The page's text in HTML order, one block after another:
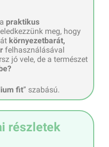
praktikus
meg, hogy
környezetbarát,
felhasználásával
jó vele, de a természet
fit” szabású.
részletek